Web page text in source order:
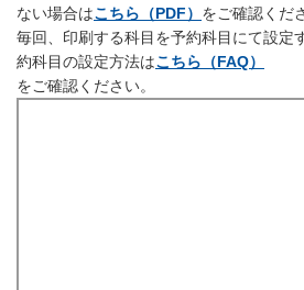
ない場合はこちら（PDF） をご確認くだ
毎回、印刷する科目を予約科目にて設定
約科目の設定方法はこちら（FAQ）
をご確認ください。